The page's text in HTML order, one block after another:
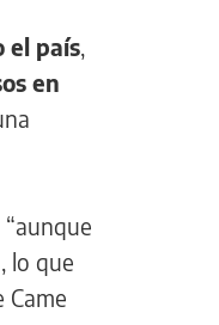
el país
en
“aunque
lo que
Came